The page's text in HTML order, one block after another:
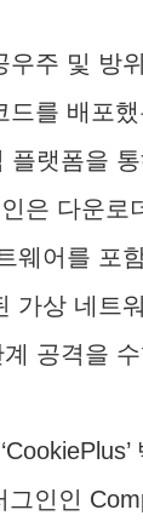
우주 및 방
드를 배포
플랫폼을
은 다운로
웨어를 포
가상 네트
공격을
인인